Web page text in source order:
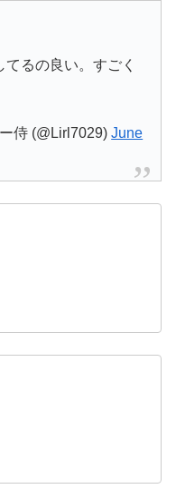
るの良い。すごく
侍 (@Lirl7029)June